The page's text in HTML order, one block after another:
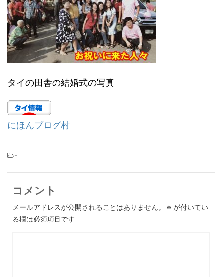
タイの田舎の結婚式の写真
にほんブログ村
-
コメント
メールアドレスが公開されることはありません。 ※ が付いてい
る欄は必須項目です